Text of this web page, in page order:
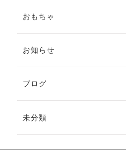
おもちゃ
お知らせ
ブログ
未分類